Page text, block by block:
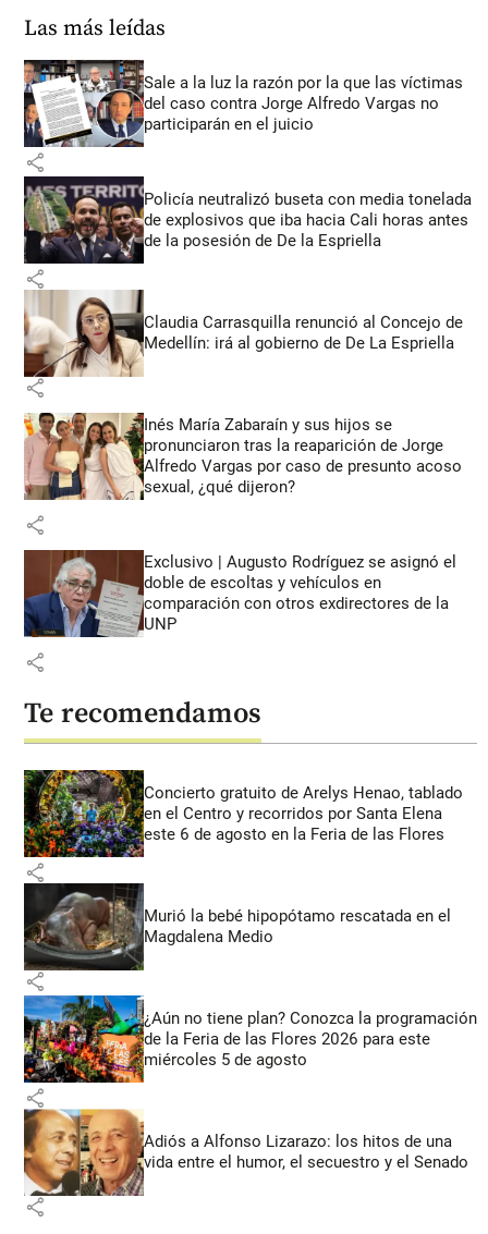
Las más leídas
Sale a la luz la razón por la que las víctimas
del caso contra Jorge Alfredo Vargas no
participarán en el juicio
share
Policía neutralizó buseta con media tonelada
de explosivos que iba hacia Cali horas antes
de la posesión de De la Espriella
share
Claudia Carrasquilla renunció al Concejo de
Medellín: irá al gobierno de De La Espriella
share
Inés María Zabaraín y sus hijos se
pronunciaron tras la reaparición de Jorge
Alfredo Vargas por caso de presunto acoso
sexual, ¿qué dijeron?
share
Exclusivo | Augusto Rodríguez se asignó el
doble de escoltas y vehículos en
comparación con otros exdirectores de la
UNP
share
Te recomendamos
Concierto gratuito de Arelys Henao, tablado
en el Centro y recorridos por Santa Elena
este 6 de agosto en la Feria de las Flores
share
Murió la bebé hipopótamo rescatada en el
Magdalena Medio
share
¿Aún no tiene plan? Conozca la programación
de la Feria de las Flores 2026 para este
miércoles 5 de agosto
share
Adiós a Alfonso Lizarazo: los hitos de una
vida entre el humor, el secuestro y el Senado
share